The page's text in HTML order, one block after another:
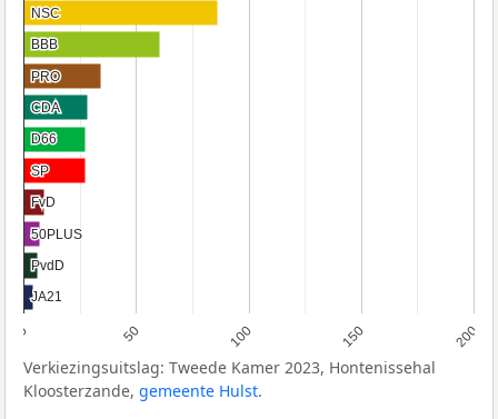
0 50 100 150 200
NSC
NSC
BBB
BBB
PRO
PRO
CDA
CDA
D66
D66
SP
SP
FvD
FvD
50PLUS
50PLUS
PvdD
PvdD
JA21
JA21
Verkiezingsuitslag: Tweede Kamer 2023, Hontenissehal
Kloosterzande, gemeente Hulst.